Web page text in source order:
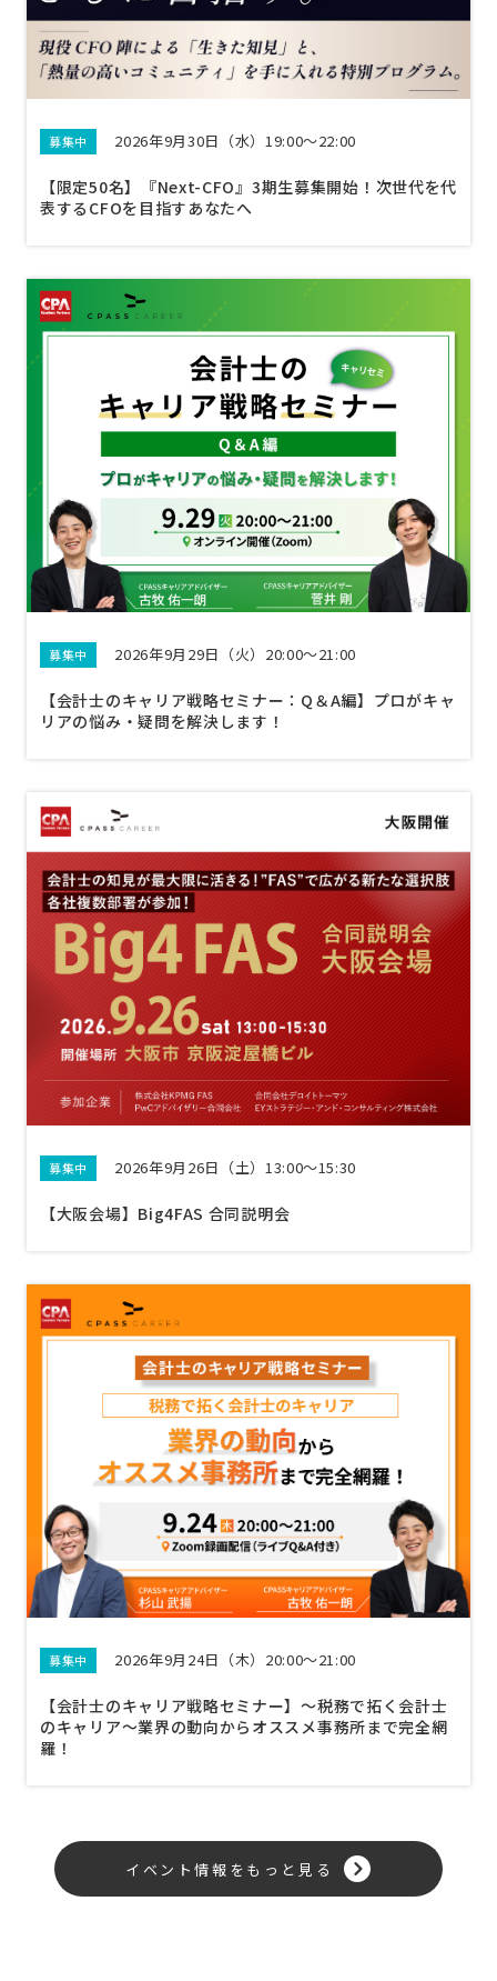
募集中 2026年9月30日（水）19:00～22:00
【限定50名】『Next-CFO』3期生募集開始！次世代を代
表するCFOを目指すあなたへ
募集中 2026年9月29日（火）20:00～21:00
【会計士のキャリア戦略セミナー：Q＆A編】プロがキャ
リアの悩み・疑問を解決します！
募集中 2026年9月26日（土）13:00〜15:30
【大阪会場】Big4FAS 合同説明会
募集中 2026年9月24日（木）20:00～21:00
【会計士のキャリア戦略セミナー】〜税務で拓く会計士
のキャリア〜業界の動向からオススメ事務所まで完全網
羅！
イベント情報をもっと見る